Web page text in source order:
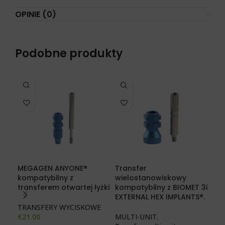
OPINIE (0)
Podobne produkty
MEGAGEN ANYONE®
kompatybilny z
transferem otwartej łyżki
TRANSFERY WYCISKOWE
€21.00
Transfer
wielostanowiskowy
kompatybilny z BIOMET 3i
EXTERNAL HEX IMPLANTS®.
MULTI-UNIT,